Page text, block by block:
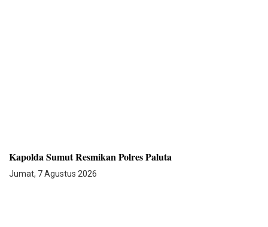
Kapolda Sumut Resmikan Polres Paluta
Jumat, 7 Agustus 2026